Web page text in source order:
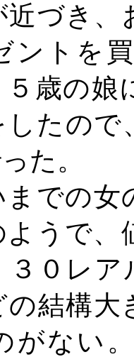
近づき
ントを
５歳の
たの
た。
での女
ようで
３０レ
の結構
がない